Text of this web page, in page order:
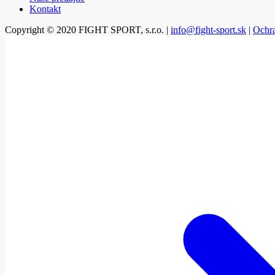
Kontakt
Copyright © 2020 FIGHT SPORT, s.r.o. | info@fight-sport.sk |